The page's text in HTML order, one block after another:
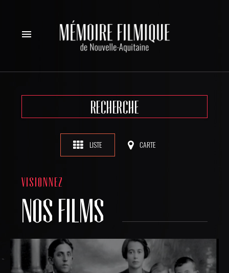
menu
RECHERCHE
LISTE CARTE
VISIONNEZ
NOS FILMS